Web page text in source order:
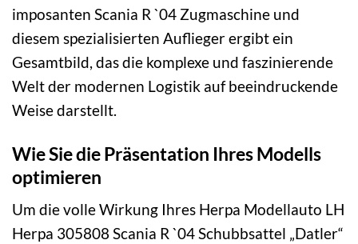
imposanten Scania R `04 Zugmaschine und
diesem spezialisierten Auflieger ergibt ein
Gesamtbild, das die komplexe und faszinierende
Welt der modernen Logistik auf beeindruckende
Weise darstellt.
Wie Sie die Präsentation Ihres Modells
optimieren
Um die volle Wirkung Ihres Herpa Modellauto LH
Herpa 305808 Scania R `04 Schubbsattel „Datler“